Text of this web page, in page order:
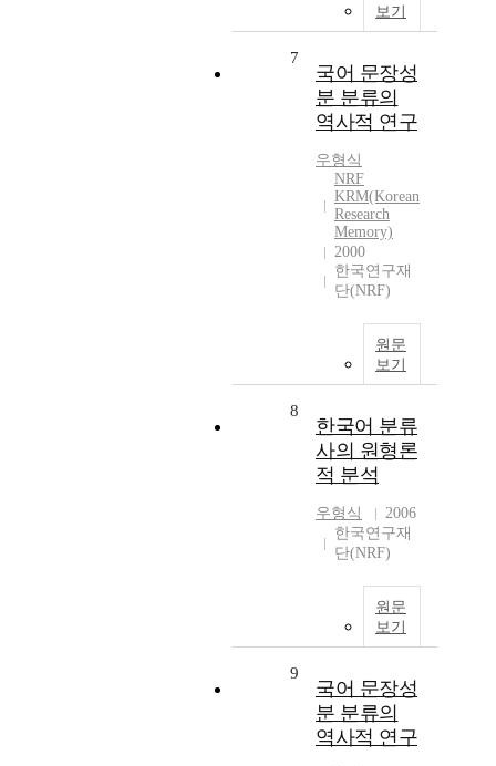
보기
7
국어 문장성
분 분류의
역사적 연구
우형식
NRF
KRM(Korean
Research
Memory)
2000
한국연구재
단(NRF)
원문
보기
8
한국어 분류
사의 원형론
적 분석
우형식
2006
한국연구재
단(NRF)
원문
보기
9
국어 문장성
분 분류의
역사적 연구